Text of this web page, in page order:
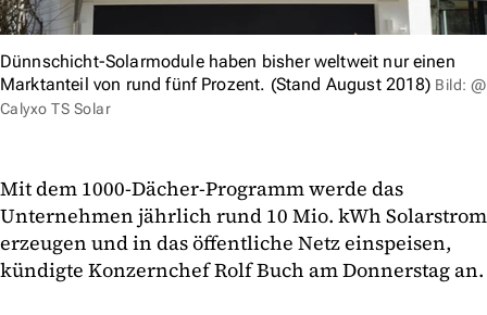
Dünnschicht-Solarmodule haben bisher weltweit nur einen
Marktanteil von rund fünf Prozent. (Stand August 2018) Bild: @
Calyxo TS Solar
Mit dem 1000-Dächer-Programm werde das
Unternehmen jährlich rund 10 Mio. kWh Solarstrom
erzeugen und in das öffentliche Netz einspeisen,
kündigte Konzernchef Rolf Buch am Donnerstag an.